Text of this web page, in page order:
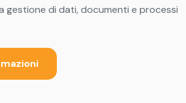
gestione di dati, documenti e processi